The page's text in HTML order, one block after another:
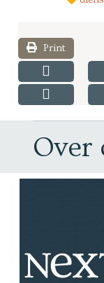
Print
Over